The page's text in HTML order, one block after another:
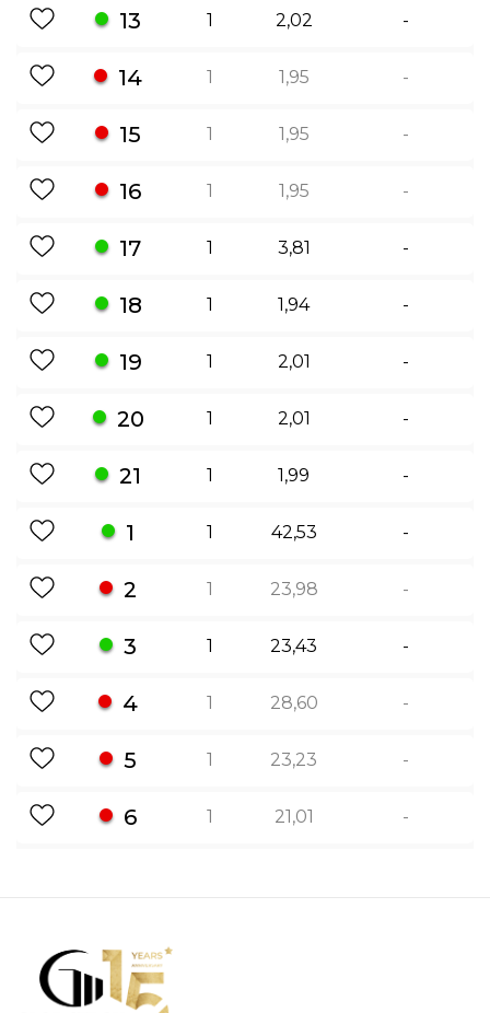
13 1 2,02 -
14 1 1,95 -
15 1 1,95 -
16 1 1,95 -
17 1 3,81 -
18 1 1,94 -
19 1 2,01 -
20 1 2,01 -
21 1 1,99 -
1 1 42,53 -
2 1 23,98 -
3 1 23,43 -
4 1 28,60 -
5 1 23,23 -
6 1 21,01 -